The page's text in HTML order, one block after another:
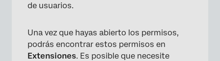
de usuarios.
Una vez que hayas abierto los permisos,
podrás encontrar estos permisos en
Extensiones. Es posible que necesite